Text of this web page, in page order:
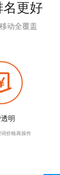
名更好
动全覆盖
明
价格再操作